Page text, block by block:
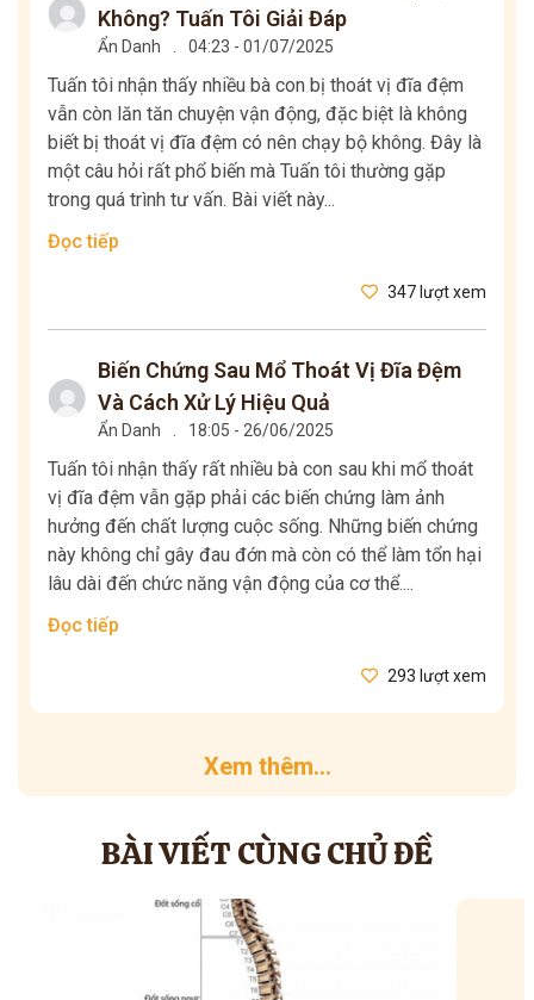
Không? Tuấn Tôi Giải Đáp
Ẩn Danh 04:23 - 01/07/2025
Tuấn tôi nhận thấy nhiều bà con bị thoát vị đĩa đệm
vẫn còn lăn tăn chuyện vận động, đặc biệt là không
biết bị thoát vị đĩa đệm có nên chạy bộ không. Đây là
một câu hỏi rất phổ biến mà Tuấn tôi thường gặp
trong quá trình tư vấn. Bài viết này...
Đọc tiếp
347 lượt xem
Biến Chứng Sau Mổ Thoát Vị Đĩa Đệm
Và Cách Xử Lý Hiệu Quả
Ẩn Danh 18:05 - 26/06/2025
Tuấn tôi nhận thấy rất nhiều bà con sau khi mổ thoát
vị đĩa đệm vẫn gặp phải các biến chứng làm ảnh
hưởng đến chất lượng cuộc sống. Những biến chứng
này không chỉ gây đau đớn mà còn có thể làm tổn hại
lâu dài đến chức năng vận động của cơ thể....
Đọc tiếp
293 lượt xem
Xem thêm...
BÀI VIẾT CÙNG CHỦ ĐỀ